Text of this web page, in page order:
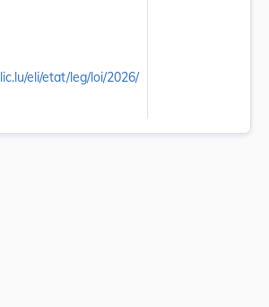
eli/etat/leg/loi/2026/